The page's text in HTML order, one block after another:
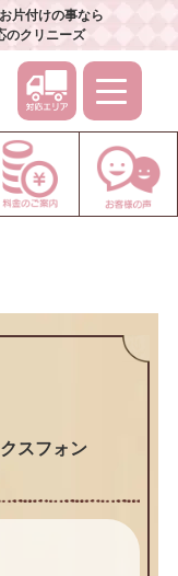
片付けの事なら
のクリニーズ
スフォン